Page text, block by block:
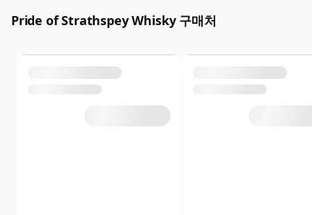
Pride of Strathspey Whisky 구매처